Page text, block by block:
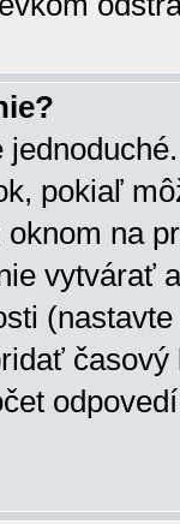
pokiaľ
oknom na
vytvárať